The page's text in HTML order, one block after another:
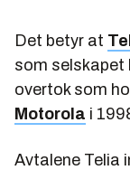
Det betyr at
som selskapet
overtok som
Motorola i
Avtalene Telia